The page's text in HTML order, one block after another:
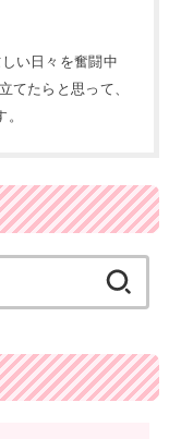
い日々を奮闘中
てたらと思って、